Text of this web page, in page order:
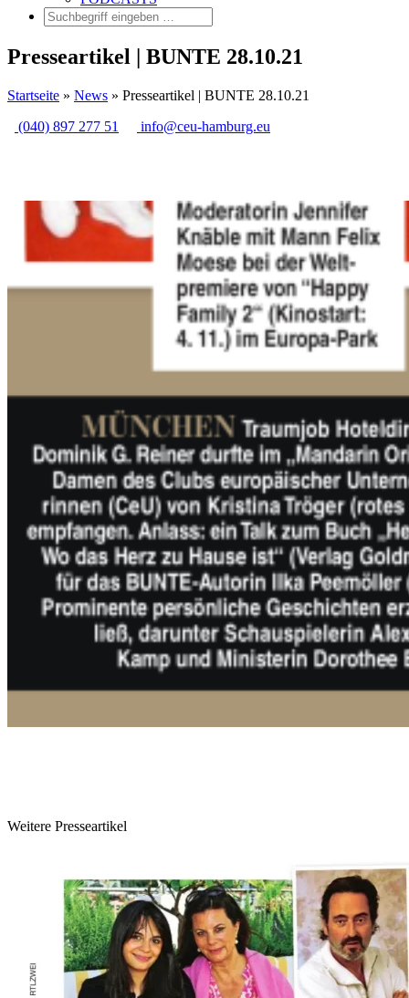
Presseartikel | BUNTE 28.10.21
Startseite » News » Presseartikel | BUNTE 28.10.21
(040) 897 277 51
info@ceu-hamburg.eu
Weitere Presseartikel